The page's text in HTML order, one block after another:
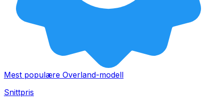
Mest populære Overland-modell
Snittpris